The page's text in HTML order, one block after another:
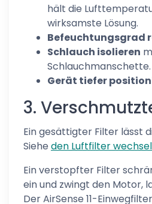
hält die
wirksamste Lösung.
Befeuchtungsgrad
Schlauch isolieren
Schlauchmanschette.
Gerät tiefer
3.
Ein gesättigter Filter lässt
Siehe den Luftfilter
Ein verstopfter Filter
ein und zwingt den Motor,
Der AirSense 11-